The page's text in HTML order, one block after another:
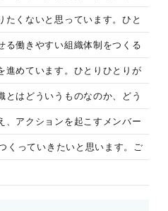
たくないと思っています。ひと
る働きやすい組織体制をつくる
進めています。ひとりひとりが
とはどういうものなのか、どう
、アクションを起こすメンバー
くっていきたいと思います。ご